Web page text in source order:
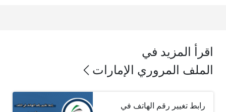
اقرأ المزيد في
الملف المروري الإمارات
رابط تغيير رقم الهاتف في